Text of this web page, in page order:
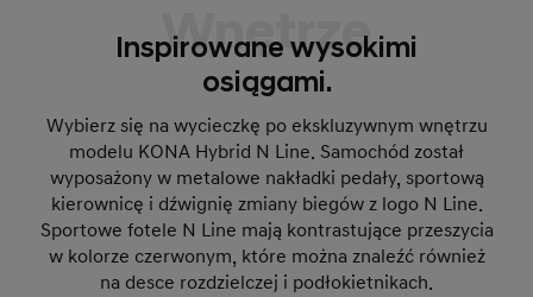
Wnętrze
Inspirowane wysokimi
osiągami.
Wybierz się na wycieczkę po ekskluzywnym wnętrzu
modelu KONA Hybrid N Line. Samochód został
wyposażony w metalowe nakładki pedały, sportową
kierownicę i dźwignię zmiany biegów z logo N Line.
Sportowe fotele N Line mają kontrastujące przeszycia
w kolorze czerwonym, które można znaleźć również
na desce rozdzielczej i podłokietnikach.